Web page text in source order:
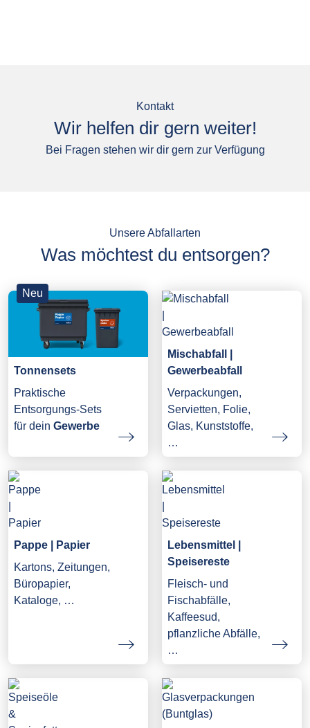
Kontakt
Wir helfen dir gern weiter!
Bei Fragen stehen wir dir gern zur Verfügung
Unsere Abfallarten
Was möchtest du entsorgen?
Neu
Tonnensets
Praktische
Entsorgungs-Sets
für dein Gewerbe
Mischabfall |
Gewerbeabfall
Verpackungen,
Servietten, Folie,
Glas, Kunststoffe,
…
Pappe | Papier
Kartons, Zeitungen,
Büropapier,
Kataloge, …
Lebensmittel |
Speisereste
Fleisch- und
Fischabfälle,
Kaffeesud,
pflanzliche Abfälle,
…